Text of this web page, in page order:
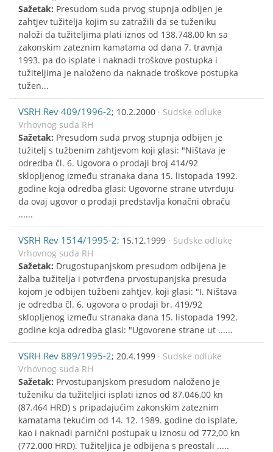
Sažetak: Presudom suda prvog stupnja odbijen je
zahtjev tužitelja kojim su zatražili da se tuženiku
naloži da tužiteljima plati iznos od 138.748,00 kn sa
zakonskim zateznim kamatama od dana 7. travnja
1993. pa do isplate i naknadi troškove postupka i
tužiteljima je naloženo da naknade troškove postupka
tužen...
VSRH Rev 409/1996-2; 10.2.2000 · Sudske odluke
Vrhovnog suda RH
Sažetak: Presudom suda prvog stupnja odbijen je
tužitelj s tužbenim zahtjevom koji glasi: "Ništava je
odredba čl. 6. Ugovora o prodaji broj 414/92
sklopljenog između stranaka dana 15. listopada 1992.
godine koja odredba glasi: Ugovorne strane utvrđuju
da ovaj ugovor o prodaji predstavlja konačni obraču
......
VSRH Rev 1514/1995-2; 15.12.1999 · Sudske odluke
Vrhovnog suda RH
Sažetak: Drugostupanjskom presudom odbijena je
žalba tužitelja i potvrđena prvostupanjska presuda
kojom je odbijen tužbeni zahtjev, koji glasi: "I. Ništava
je odredba čl. 6. ugovora o prodaji br. 419/92
sklopljenog između stranaka dana 15. listopada 1992.
godine koja odredba glasi: "Ugovorene strane ut ......
VSRH Rev 889/1995-2; 20.4.1999 · Sudske odluke
Vrhovnog suda RH
Sažetak: Prvostupanjskom presudom naloženo je
tuženiku da tužiteljici isplati iznos od 87.046,00 kn
(87.464 HRD) s pripadajućim zakonskim zateznim
kamatama tekućim od 14. 12. 1989. godine do isplate,
kao i naknadi parnični postupak u iznosu od 772,00 kn
(772.000 HRD). Tužiteljica je odbijena s preostali .....